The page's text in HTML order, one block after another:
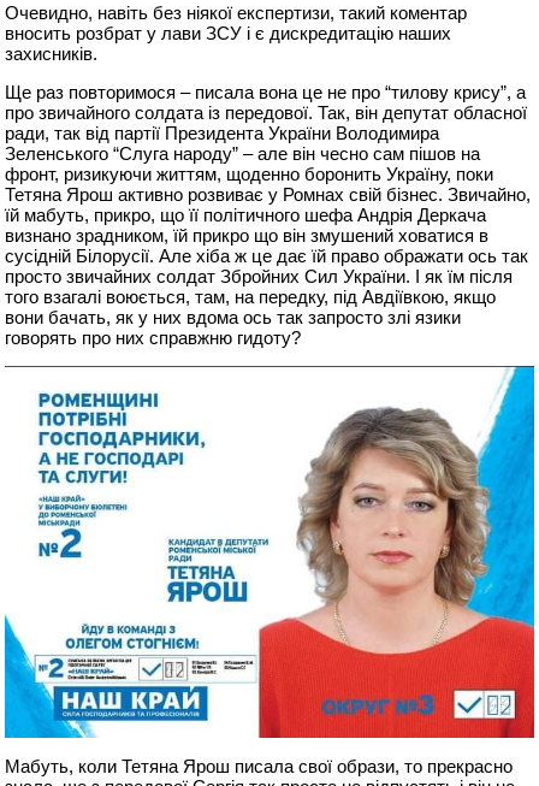
Очевидно, навіть без ніякої експертизи, такий коментар
вносить розбрат у лави ЗСУ і є дискредитацію наших
захисників.
Ще раз повторимося – писала вона це не про “тилову крису”, а
про звичайного солдата із передової. Так, він депутат обласної
ради, так від партії Президента України Володимира
Зеленського “Слуга народу” – але він чесно сам пішов на
фронт, ризикуючи життям, щоденно боронить Україну, поки
Тетяна Ярош активно розвиває у Ромнах свій бізнес. Звичайно,
їй мабуть, прикро, що її політичного шефа Андрія Деркача
визнано зрадником, їй прикро що він змушений ховатися в
сусідній Білорусії. Але хіба ж це дає їй право ображати ось так
просто звичайних солдат Збройних Сил України. І як їм після
того взагалі воюється, там, на передку, під Авдіївкою, якщо
вони бачать, як у них вдома ось так запросто злі язики
говорять про них справжню гидоту?
Мабуть, коли Тетяна Ярош писала свої образи, то прекрасно